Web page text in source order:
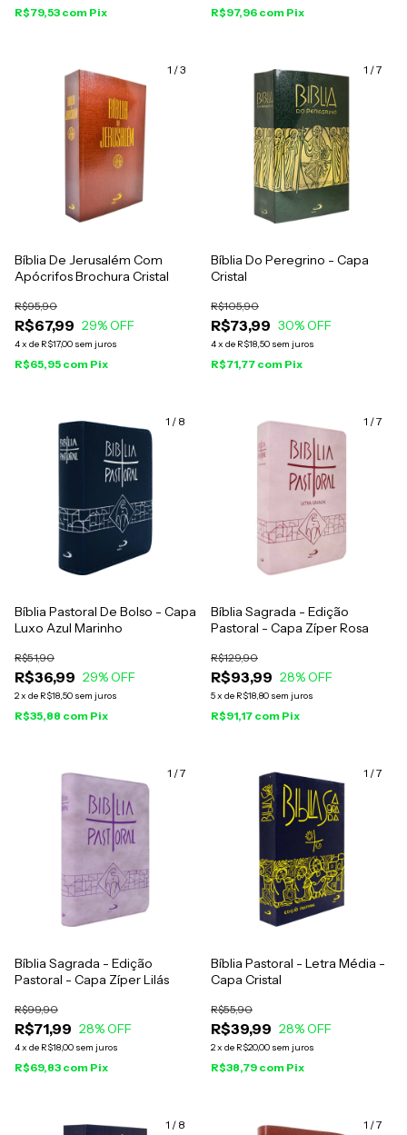
R$79,53 com Pix R$97,96 com Pix
1 /3
Bíblia De Jerusalém Com
Apócrifos Brochura Cristal
R$67,99
R$95,90
29% OFF
4x de R$17,00 sem juros
R$65,95 com Pix
1 /7
Bíblia Do Peregrino - Capa
Cristal
R$73,99
R$105,90
30% OFF
4x de R$18,50 sem juros
R$71,77 com Pix
1 / 8
Bíblia Pastoral De Bolso - Capa
Luxo Azul Marinho
R$36,99
R$51,90
29% OFF
2x de R$18,50 sem juros
R$35,88 com Pix
1 /7
Bíblia Sagrada - Edição
Pastoral - Capa Zíper Rosa
R$93,99
R$129,90
28% OFF
5x de R$18,80 sem juros
R$91,17 com Pix
1 /7
Bíblia Sagrada - Edição
Pastoral - Capa Zíper Lilás
R$71,99
R$99,90
28% OFF
4x de R$18,00 sem juros
R$69,83 com Pix
1 /7
Bíblia Pastoral - Letra Média -
Capa Cristal
R$39,99
R$55,90
28% OFF
2x de R$20,00 sem juros
R$38,79 com Pix
1 / 8 1 /7